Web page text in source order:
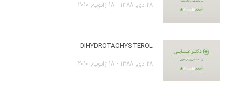
28 دی, 1388 - 18 ژانویه, 2010
DIHYDROTACHYSTEROL
28 دی, 1388 - 18 ژانویه, 2010